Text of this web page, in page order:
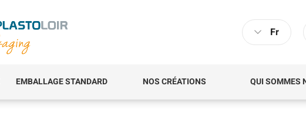
Fr
EMBALLAGE STANDARD NOS CRÉATIONS QUI SOMMES